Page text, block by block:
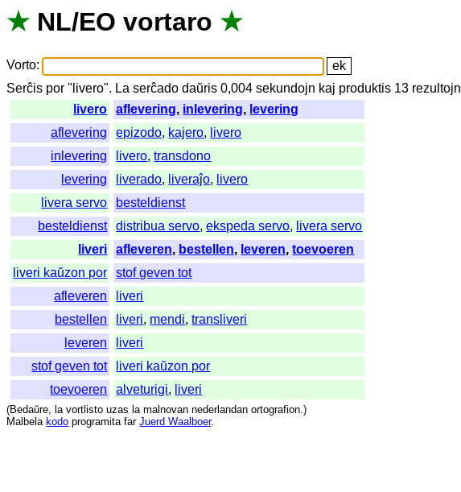
★ NL/EO vortaro ★
Vorto:
Serĉis por " livero". La serĉado daŭris 0,004sekundojn kaj produktis 13 rezultojn
livero
aflevering, inlevering, levering
aflevering
epizodo, kajero, livero
inlevering
livero,transdono
levering
liverado, liveraĵo, livero
livera servo
besteldienst
besteldienst
distribua servo,ekspeda servo, livera servo
liveri
afleveren, bestellen, leveren,toevoeren
liveri kaŭzon por
stof geven tot
afleveren
liveri
bestellen
liveri, mendi,transliveri
leveren
liveri
stof geven tot
liveri kaŭzon por
toevoeren
alveturigi, liveri
(Bedaŭre, la vortlisto uzas la malnovan nederlandan ortografion.)
Malbela kodo programita far Juerd Waalboer.